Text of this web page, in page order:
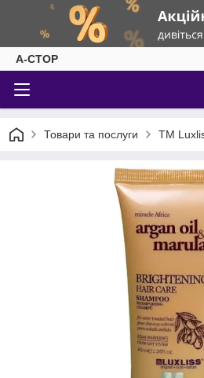
А-СТОР
Товари та послуги ТМ